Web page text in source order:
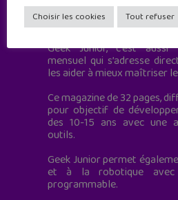
Geek Junior est le premier
à destination des
Geek Junior, c’est
mensuel qui s’adresse
les aider à mieux maîtriser
Ce magazine de 32 pages,
pour objectif de
des 10-15 ans avec une
outils.
Geek Junior permet
et à la robotique
programmable.
Choisir les cookies Tout refuser